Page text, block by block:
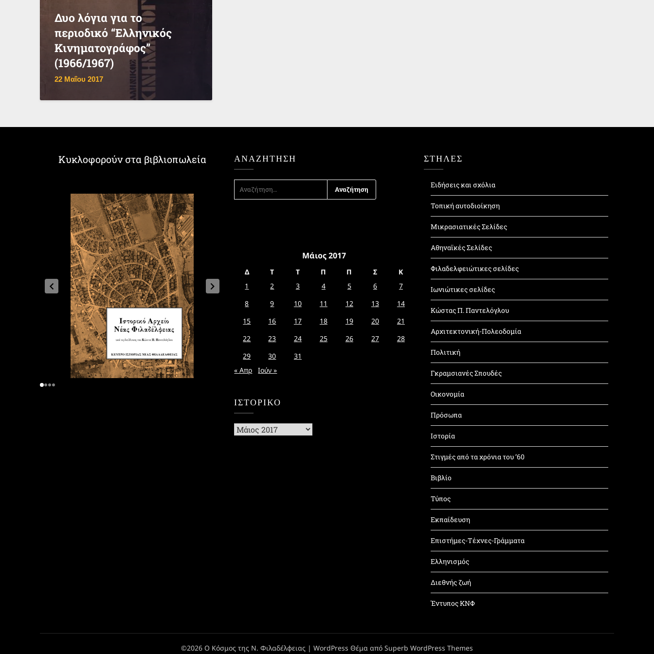
Δυο λόγια για το
περιοδικό “Ελληνικός
Κινηματογράφος”
(1966/1967)
22 Μαΐου 2017
Κυκλοφορούν στα βιβλιοπωλεία ΑΝΑΖΉΤΗΣΗ
ΓΙΑ:
Μάιος 2017
Δ Τ Τ Π Π Σ
Κ
1
2 3 4 5 6
7
8
9 10 11 12 13
14
15
16 17 18 19 20
21
22
23 24 25 26 27
28
29
30
31
« Απρ
Ιούν »
ΙΣΤΟΡΙΚΌ
Ιστορικό
ΣΤΗΛΕΣ
Ειδήσεις και σχόλια
Τοπική αυτοδιοίκηση
Μικρασιατικές Σελίδες
Αθηναϊκές Σελίδες
Φιλαδελφειώτικες σελίδες
Ιωνιώτικες σελίδες
Κώστας Π. Παντελόγλου
Αρχιτεκτονική-Πολεοδομία
Πολιτική
Γκραμσιανές Σπουδές
Οικονομία
Πρόσωπα
Ιστορία
Στιγμές από τα χρόνια του ’60
Βιβλίο
Τύπος
Εκπαίδευση
Επιστήμες-Τέχνες-Γράμματα
Ελληνισμός
Διεθνής ζωή
Έντυπος ΚΝΦ
©2026 Ο Κόσμος της Ν. Φιλαδέλφειας | WordPress Θέμα από Superb WordPress Themes